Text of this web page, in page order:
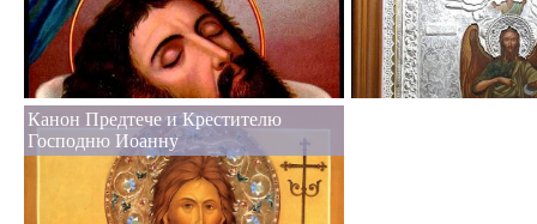
Канон Предтече и Крестителю
Господню Иоанну